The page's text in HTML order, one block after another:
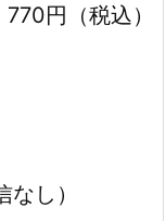
円（税込）
し）